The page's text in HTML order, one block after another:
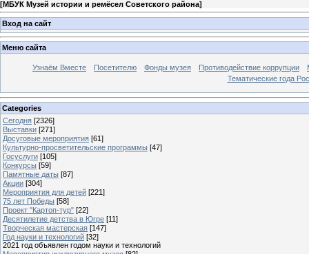
[МБУК Музей истории и ремёсел Советского района]
Вход на сайт
Меню сайта
Узнаём Вместе Посетителю Фонды музея Противодействие коррупции
Тематические года
Categories
Сегодня [2326]
Выставки [271]
Досуговые мероприятия [61]
Культурно-просветительские программы [47]
Госуслуги [105]
Конкурсы [59]
Памятные даты [87]
Акции [304]
Мероприятия для детей [221]
75 лет Победы [58]
Проект "Картоп-тур" [22]
Десятилетие детства в Югре [11]
Творческая мастерская [147]
Год науки и технологий [32]
2021 год объявлен годом науки и технологий